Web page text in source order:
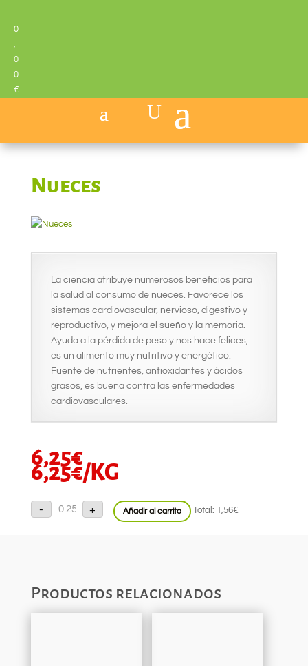
0
,
0
0
€
Nueces
La ciencia atribuye numerosos beneficios para
la salud al consumo de nueces. Favorece los
sistemas cardiovascular, nervioso, digestivo y
reproductivo, y mejora el sueño y la memoria.
Ayuda a la pérdida de peso y nos hace felices,
es un alimento muy nutritivo y energético.
Fuente de nutrientes, antioxidantes y ácidos
grasos, es buena contra las enfermedades
cardiovasculares.
6,25€
6,25€/KG
-
Nueces
cantidad+ Añadir al carrito Total: 1,56€
Productos relacionados